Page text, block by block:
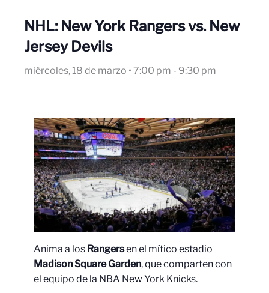
NHL: New York Rangers vs. New
Jersey Devils
miércoles, 18 de marzo • 7:00 pm - 9:30 pm
Anima a los Rangersen el mítico estadio
Madison Square Garden, que comparten con
el equipo de la NBA New York Knicks.